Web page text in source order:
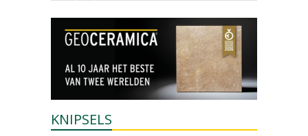
KNIPSELS